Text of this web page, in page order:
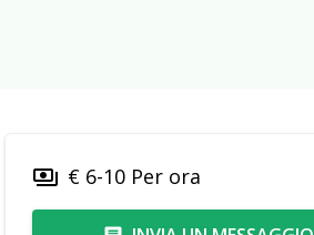
payments € 6-10 Per ora